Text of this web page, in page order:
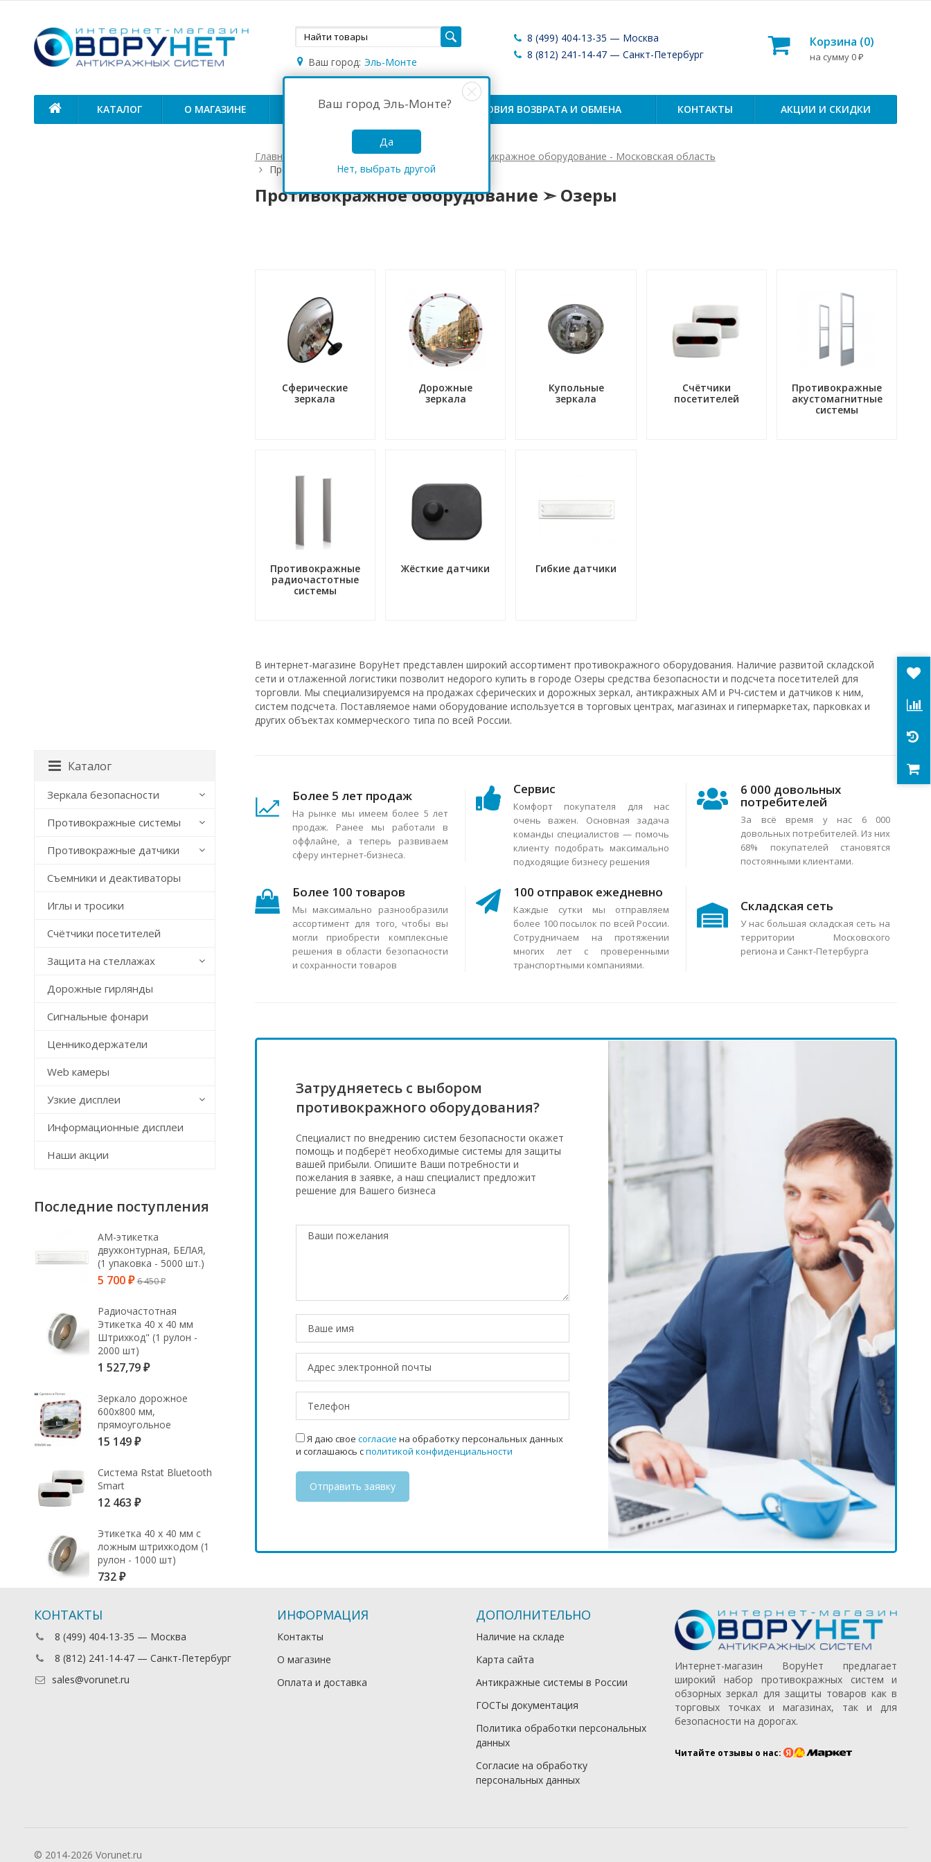
Ваш город: Эль-Монте
Ваш город Эль-Монте?
Да
Нет, выбрать другой
8 (499) 404-13-35 — Москва
8 (812) 241-14-47 — Санкт-Петербург
Корзина (0)
на сумму 0 ₽
КАТАЛОГ О МАГАЗИНЕ ОПЛАТА И ДОСТАВКА УСЛОВИЯ ВОЗВРАТА И ОБМЕНА КОНТАКТЫ АКЦИИ И СКИДКИ
Главная Антикражные системы России
Антикражное оборудование - Московская область
Противокражное оборудование ➣ Озеры
Противокражное оборудование ➣ Озеры
Сферические
зеркала
Дорожные
зеркала
Купольные
зеркала
Счётчики
посетителей
Противокражные
акустомагнитные
системы
Противокражные
радиочастотные
системы
Жёсткие датчики Гибкие датчики
В интернет-магазине ВоруНет представлен широкий ассортимент противокражного оборудования. Наличие развитой складской
сети и отлаженной логистики позволит недорого купить в городе Озеры средства безопасности и подсчета посетителей для
торговли. Мы специализируемся на продажах сферических и дорожных зеркал, антикражных АМ и РЧ-систем и датчиков к ним,
систем подсчета. Поставляемое нами оборудование используется в торговых центрах, магазинах и гипермаркетах, парковках и
других объектах коммерческого типа по всей России.
Более 5 лет продаж
На рынке мы имеем более 5 лет
продаж. Ранее мы работали в
оффлайне, а теперь развиваем
сферу интернет-бизнеса.
Сервис
Комфорт покупателя для нас
очень важен. Основная задача
команды специалистов — помочь
клиенту подобрать максимально
подходящие бизнесу решения
6 000 довольных
потребителей
За всё время у нас 6 000
довольных потребителей. Из них
68% покупателей становятся
постоянными клиентами.
Более 100 товаров
Мы максимально разнообразили
ассортимент для того, чтобы вы
могли приобрести комплексные
решения в области безопасности
и сохранности товаров
100 отправок ежедневно
Каждые сутки мы отправляем
более 100 посылок по всей России.
Сотрудничаем на протяжении
многих лет с проверенными
транспортными компаниями.
Складская сеть
У нас большая складская сеть на
территории Московского
региона и Санкт-Петербурга
Затрудняетесь с выбором
противокражного оборудования?
Специалист по внедрению систем безопасности окажет
помощь и подберёт необходимые системы для защиты
вашей прибыли. Опишите Ваши потребности и
пожелания в заявке, а наш специалист предложит
решение для Вашего бизнеса
Я даю свое согласие на обработку персональных данных
и соглашаюсь сполитикой конфиденциальности
Каталог
Зеркала безопасности
Противокражные системы
Противокражные датчики
Съемники и деактиваторы
Иглы и тросики
Счётчики посетителей
Защита на стеллажах
Дорожные гирлянды
Сигнальные фонари
Ценникодержатели
Web камеры
Узкие дисплеи
Информационные дисплеи
Наши акции
Последние поступления
АМ-этикетка
двухконтурная, БЕЛАЯ,
(1 упаковка - 5000 шт.)
5 700 ₽ 6 450₽
Радиочастотная
Этикетка 40 х 40 мм
Штрихкод" (1 рулон -
2000 шт)
1 527,79 ₽
Зеркало дорожное
600х800 мм,
прямоугольное
15 149 ₽
Система Rstat Bluetooth
Smart
12 463 ₽
Этикетка 40 х 40 мм с
ложным штрихкодом (1
рулон - 1000 шт)
732 ₽
КОНТАКТЫ
8 (499) 404-13-35 — Москва
8 (812) 241-14-47 — Санкт-Петербург
sales@vorunet.ru
ИНФОРМАЦИЯ
Контакты
О магазине
Оплата и доставка
ДОПОЛНИТЕЛЬНО
Наличие на складе
Карта сайта
Антикражные системы в России
ГОСТы документация
Политика обработки персональных
данных
Согласие на обработку
персональных данных
Интернет-магазин ВоруНет предлагает
широкий набор противокражных систем и
обзорных зеркал для защиты товаров как в
торговых точках и магазинах, так и для
безопасности на дорогах.
Читайте отзывы о нас:
© 2014-2026 Vorunet.ru